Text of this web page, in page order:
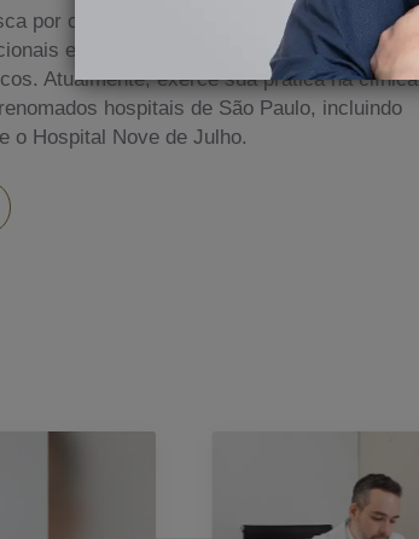
por conhecimento, ele se mantém
e internacionais, bem como
Atualmente, exerce sua prática na clínica
hospitais de São Paulo, incluindo
o Hospital Nove de Julho.